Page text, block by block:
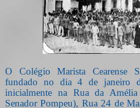
O Colégio Marista Cearense
fundado no dia 4 de janeiro
inicialmente na Rua da
Senador Pompeu), Rua 24 de